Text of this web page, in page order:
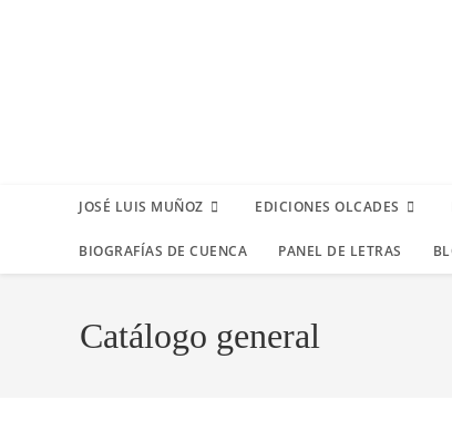
JOSÉ LUIS MUÑOZ EDICIONES OLCADES
BIOGRAFÍAS DE CUENCA PANEL DE LETRAS
Catálogo general